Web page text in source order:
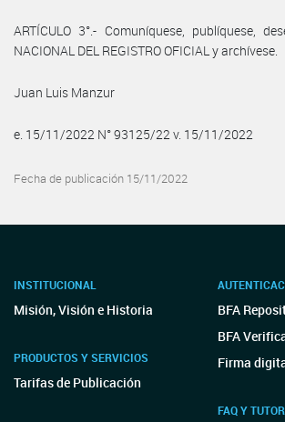
ARTÍCULO 3°.- Comuníquese, publíquese,
NACIONAL DEL REGISTRO OFICIAL y archívese.
Juan Luis Manzur
e. 15/11/2022 N° 93125/22 v. 15/11/2022
Fecha de publicación 15/11/2022
INSTITUCIONAL
Misión, Visión e Historia
PRODUCTOS Y SERVICIOS
Tarifas de Publicación
BFA
BFA
Firma
FAQ Y